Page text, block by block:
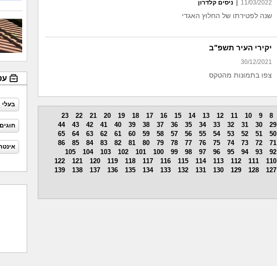
11/03/2022 ניסים קלדרון
שנה לפטירתו של החלוץ האגדי
יקירי העיר תשפ"ב
30/12/2021
צפו בתמונות מהטקס
8
9
10
11
12
13
14
15
16
17
18
19
20
21
22
23
29
30
31
32
33
34
35
36
37
38
39
40
41
42
43
44
50
51
52
53
54
55
56
57
58
59
60
61
62
63
64
65
71
72
73
74
75
76
77
78
79
80
81
82
83
84
85
86
92
93
94
95
96
97
98
99
100
101
102
103
104
105
110
111
112
113
114
115
116
117
118
119
120
121
122
127
128
129
130
131
132
133
134
135
136
137
138
139
בעלי
חוגים